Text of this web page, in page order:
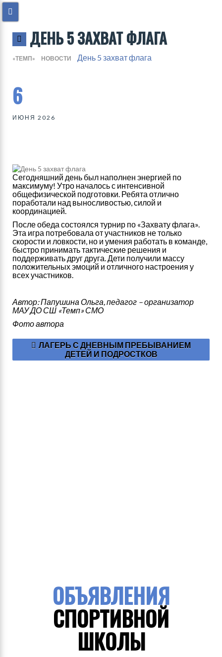
ДЕНЬ 5 ЗАХВАТ ФЛАГА
«ТЕМП» НОВОСТИ День 5 захват флага
6
ИЮНЯ 2026
Сегодняшний день был наполнен энергией по
максимуму! Утро началось с интенсивной
общефизической подготовки. Ребята отлично
поработали над выносливостью, силой и
координацией.
После обеда состоялся турнир по «Захвату флага».
Эта игра потребовала от участников не только
скорости и ловкости, но и умения работать в команде,
быстро принимать тактические решения и
поддерживать друг друга. Дети получили массу
положительных эмоций и отличного настроения у
всех участников.
Автор: Папушина Ольга, педагог – организатор
МАУ ДО СШ «Темп» СМО
Фото автора
ЛАГЕРЬ С ДНЕВНЫМ ПРЕБЫВАНИЕМ
ДЕТЕЙ И ПОДРОСТКОВ
ОБЪЯВЛЕНИЯ
СПОРТИВНОЙ
ШКОЛЫ